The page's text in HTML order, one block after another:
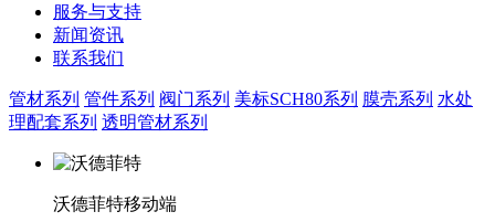
服务与支持
新闻资讯
联系我们
管材系列 管件系列 阀门系列 美标SCH80系列 膜壳系列 水处
理配套系列 透明管材系列
沃德菲特移动端